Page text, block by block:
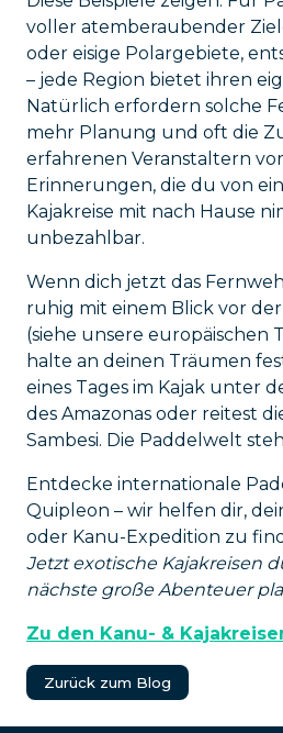
voller atemberaubender
oder eisige Polargebiete,
– jede Region bietet ihren
Natürlich erfordern solche
mehr Planung und oft die
erfahrenen Veranstaltern
Erinnerungen, die du von
Kajakreise mit nach Hause
unbezahlbar.
Wenn dich jetzt das
ruhig mit einem Blick vor
(siehe unsere europäischen
halte an deinen Träumen
eines Tages im Kajak unter
des Amazonas oder reitest
Sambesi. Die Paddelwelt
Entdecke internationale
Quipleon – wir helfen dir,
oder Kanu-Expedition zu
Jetzt exotische Kajakreisen
nächste große Abenteuer
Zu den Kanu- &
Zurück zum Blog